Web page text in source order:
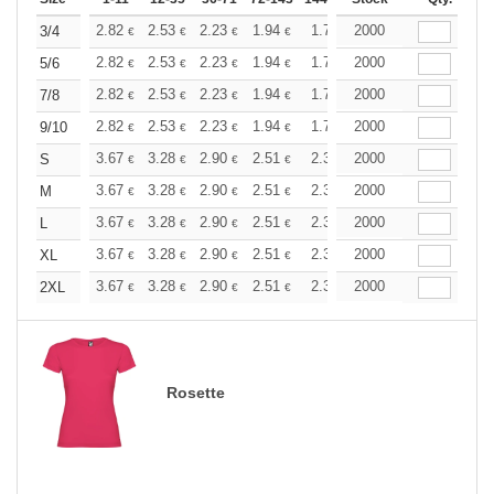
3/4 2.82 € 2.53 € 2.23 € 1.94 € 1.78 1.71
2000
5/6
2.82 € 2.53 € 2.23 € 1.94 € 1.78 1.71
2000
7/8
2.82 € 2.53 € 2.23 € 1.94 € 1.78 1.71
2000
9/10
2.82 € 2.53 € 2.23 € 1.94 € 1.78 1.71
2000
S
3.67 € 3.28 € 2.90 € 2.51 € 2.32 2.22
2000
M
3.67 € 3.28 € 2.90 € 2.51 € 2.32 2.22
2000
L
3.67 € 3.28 € 2.90 € 2.51 € 2.32 2.22
2000
XL
3.67 € 3.28 € 2.90 € 2.51 € 2.32 2.22
2000
2XL
3.67 € 3.28 € 2.90 € 2.51 € 2.32 2.22
2000
Rosette